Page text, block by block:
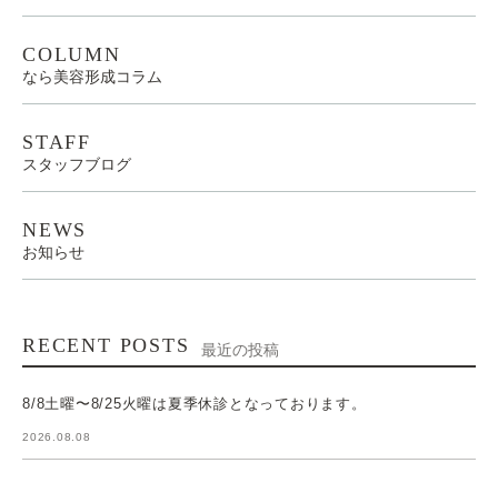
COLUMN
なら美容形成コラム
STAFF
スタッフブログ
NEWS
お知らせ
RECENT POSTS 最近の投稿
8/8土曜〜8/25火曜は夏季休診となっております。
2026.08.08